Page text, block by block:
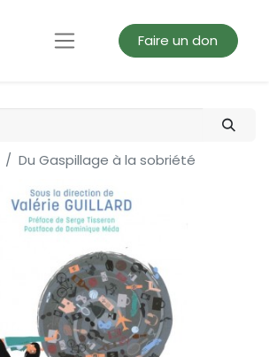
Faire un don
Du Gaspillage à la sobriété